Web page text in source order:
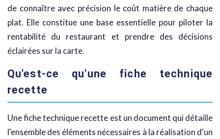
de connaître avec précision le coût matière de chaque
plat. Elle constitue une base essentielle pour piloter la
rentabilité du restaurant et prendre des décisions
éclairées sur la carte.
Qu'est-ce qu'une fiche technique
recette
Une fiche technique recette est un document qui détaille
l'ensemble des éléments nécessaires à la réalisation d'un